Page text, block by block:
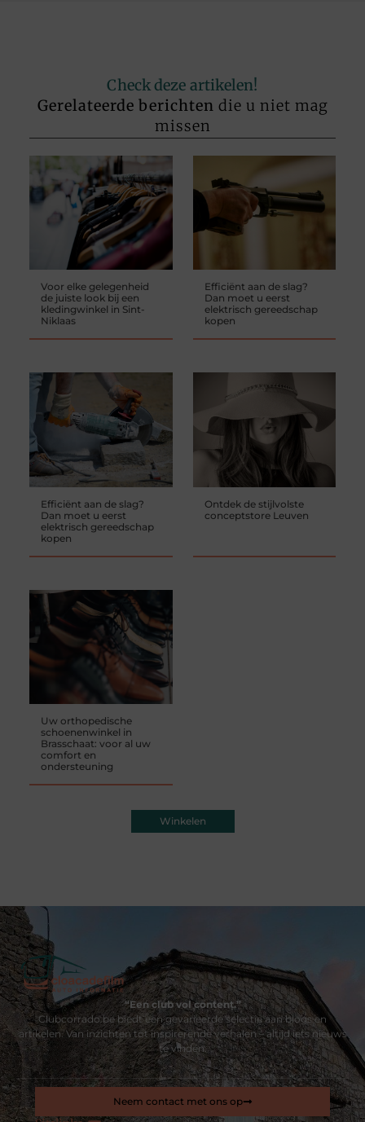
Check deze artikelen!
Gerelateerde berichten die u niet mag
missen
Voor elke gelegenheid
de juiste look bij een
kledingwinkel in Sint-
Niklaas
Efficiënt aan de slag?
Dan moet u eerst
elektrisch gereedschap
kopen
Efficiënt aan de slag?
Dan moet u eerst
elektrisch gereedschap
kopen
Ontdek de stijlvolste
conceptstore Leuven
Uw orthopedische
schoenenwinkel in
Brasschaat: voor al uw
comfort en
ondersteuning
Winkelen
“Een club vol content.”
Clubcorrado.be biedt een gevarieerde selectie aan blogs en
artikelen. Van inzichten tot inspirerende verhalen – altijd iets nieuws
te vinden.
Neem contact met ons op